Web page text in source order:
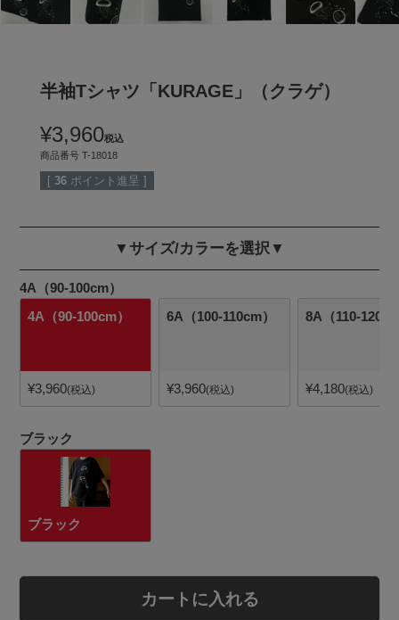
半袖Tシャツ「KURAGE」（クラゲ）
¥3,960税込
商品番号 T-18018
[ 36 ポイント進呈 ]
▼サイズ/カラーを選択▼
4A（90-100cm）
4A（90-100cm）
¥3,960 税込
6A（100-110cm）
¥3,960 税込
8A（110-
¥4,180 税込
ブラック
ブラック
カートに入れる